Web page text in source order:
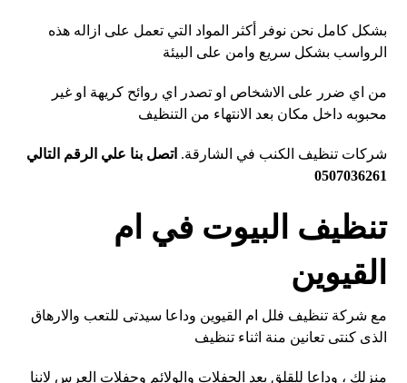
بشكل كامل نحن نوفر أكثر المواد التي تعمل على ازاله هذه
الرواسب بشكل سريع وامن على البيئة
من اي ضرر على الاشخاص او تصدر اي روائح كريهة او غير
محبوبه داخل مكان بعد الانتهاء من التنظيف
شركات تنظيف الكنب في الشارقة. اتصل بنا علي الرقم التالي
0507036261
تنظيف البيوت في ام
القيوين
مع شركة تنظيف فلل ام القيوين وداعا سيدتى للتعب والارهاق
الذى كنتى تعانين منة اثناء تنظيف
منزلك ، وداعا للقلق بعد الحفلات والولائم وحفلات العرس لاننا